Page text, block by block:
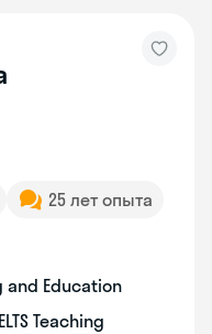
25 лет опыта
and Education
Teaching